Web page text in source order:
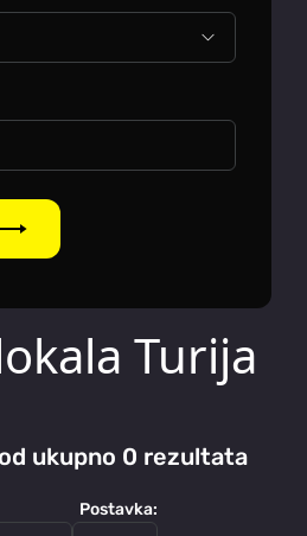
Turija
ukupno 0 rezultata
Postavka: